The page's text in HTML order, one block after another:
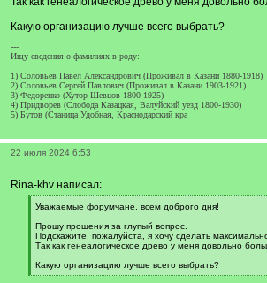
Какую организацию лучше всего выбрать?
---
Ищу сведения о фамилиях в роду:
1) Соловьев Павел Александрович (Проживал в Казани 1880-1918)
2) Соловьев Сергей Павлович (Проживал в Казани 1903-1921)
3) Федоренко (Хутор Шевцов 1800-1925)
4) Придворев (Слобода Казацкая, Валуйский уезд 1800-1930)
5) Бутов (Станица Удобная, Краснодарский кра
22 июля 2024 6:53
Rina-khv написал:
[
]
Уважаемые форумчане, всем доброго дня!
Прошу прощения за глупый вопрос.
Подскажите, пожалуйста, я хочу сделать
Так как генеалогическое древо у меня довольно
Какую организацию лучше всего выбрать?
[